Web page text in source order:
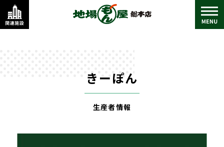
きーぽん
生産者情報